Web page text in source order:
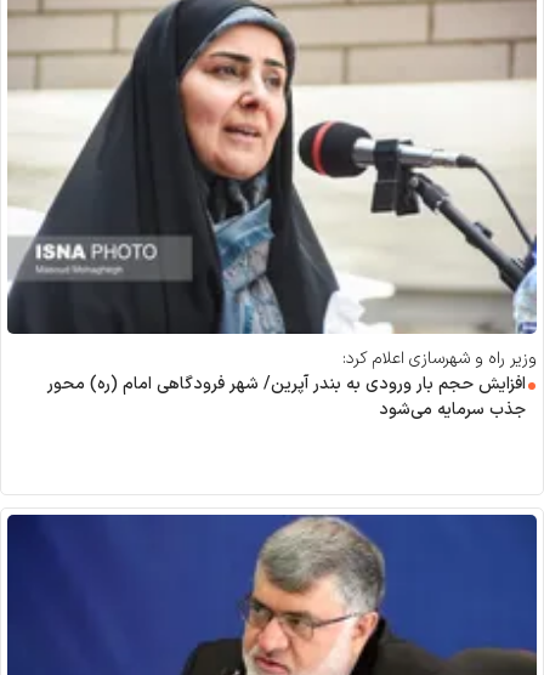
وزیر راه و شهرسازی اعلام کرد:
افزایش حجم بار ورودی به بندر آپرین/ شهر فرودگاهی امام (ره) محور
جذب سرمایه می‌شود